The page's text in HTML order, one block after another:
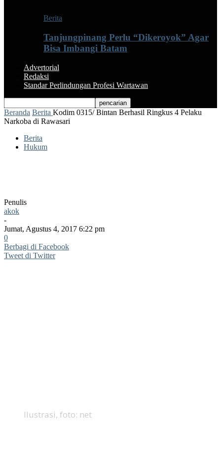
Berita
Tanjungpinang Perlu “Dikeroyok” Agar
Bisa Imbangi Batam
Advertorial
Redaksi
Standar Perlindungan Profesi Wartawan
Beranda Berita Kodim 0315/ Bintan Berhasil Ringkus 4 Pelaku
Narkoba di Rawasari
Berita
Hukum
Penulis
akok
-
Jumat, Agustus 4, 2017 6:22 pm
0
Berbagi di Facebook
Tweet di Twitter
Ilustrasi, foto: net